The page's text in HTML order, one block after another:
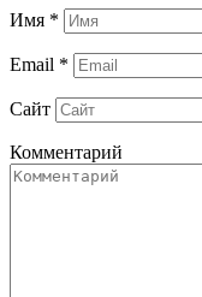
Имя *
Email *
Сайт
Комментарий